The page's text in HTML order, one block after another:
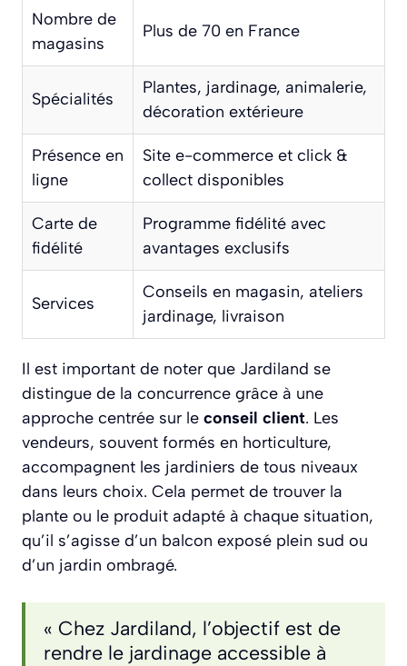
Nombre de
magasins
Plus de 70 en France
Spécialités
Plantes, jardinage, animalerie,
décoration extérieure
Présence en
ligne
Site e-commerce et click &
collect disponibles
Carte de
fidélité
Programme fidélité avec
avantages exclusifs
Services
Conseils en magasin, ateliers
jardinage, livraison
Il est important de noter que Jardiland se
distingue de la concurrence grâce à une
approche centrée sur le conseil client. Les
vendeurs, souvent formés en horticulture,
accompagnent les jardiniers de tous niveaux
dans leurs choix. Cela permet de trouver la
plante ou le produit adapté à chaque situation,
qu’il s’agisse d’un balcon exposé plein sud ou
d’un jardin ombragé.
« Chez Jardiland, l’objectif est de
rendre le jardinage accessible à